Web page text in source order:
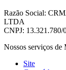
Razão Social:
LTDA
CNPJ: 13.321.780/
Nossos serviços
Site